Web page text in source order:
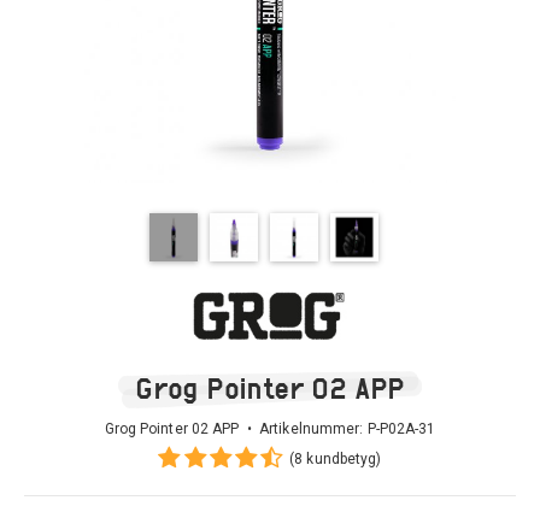
Grog Pointer 02 APP
Grog Pointer 02 APP • Artikelnummer: P-P02A-31
(8 kundbetyg)